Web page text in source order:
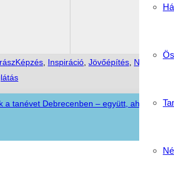
Inspiráció Jövőépítés
a tanévet Debrecenben – együtt, ahogy az